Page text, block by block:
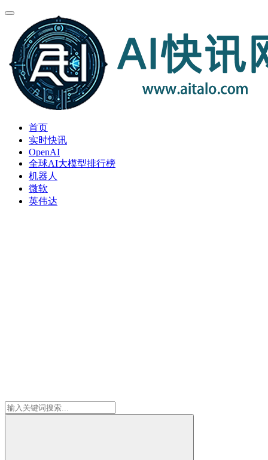
首页
实时快讯
OpenAI
全球AI大模型排行榜
机器人
微软
英伟达